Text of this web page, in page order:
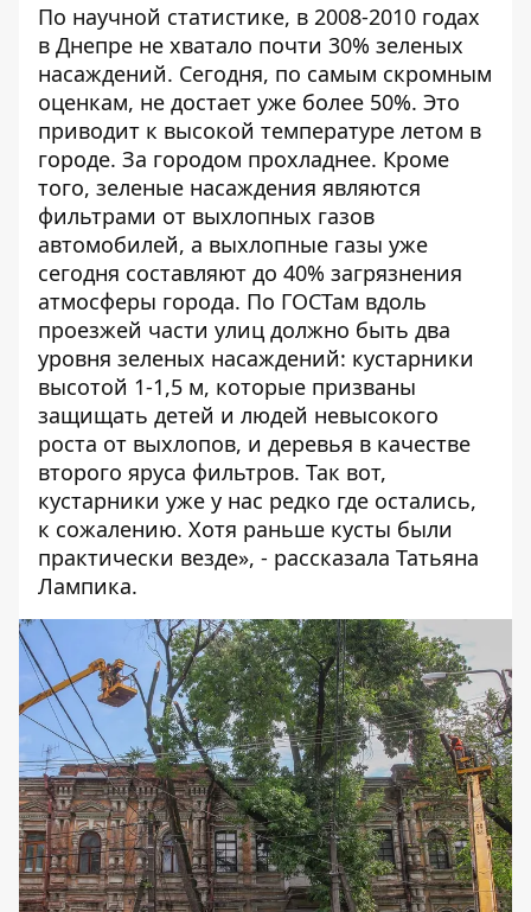
По научной статистике, в 2008-2010 годах
в Днепре не хватало почти 30% зеленых
насаждений. Сегодня, по самым скромным
оценкам, не достает уже более 50%. Это
приводит к высокой температуре летом в
городе. За городом прохладнее. Кроме
того, зеленые насаждения являются
фильтрами от выхлопных газов
автомобилей, а выхлопные газы уже
сегодня составляют до 40% загрязнения
атмосферы города. По ГОСТам вдоль
проезжей части улиц должно быть два
уровня зеленых насаждений: кустарники
высотой 1-1,5 м, которые призваны
защищать детей и людей невысокого
роста от выхлопов, и деревья в качестве
второго яруса фильтров. Так вот,
кустарники уже у нас редко где остались,
к сожалению. Хотя раньше кусты были
практически везде», - рассказала Татьяна
Лампика.